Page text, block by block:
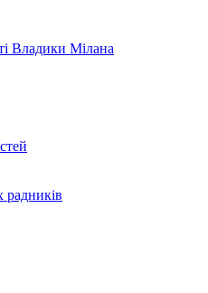
Владики Мілана
радників